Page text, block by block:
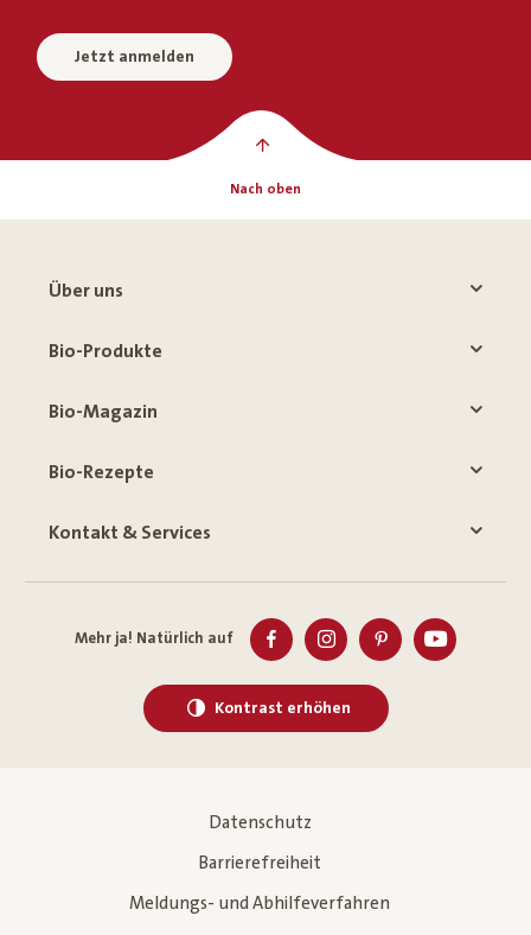
Jetzt anmelden
Nach oben
Über uns
Bio-Produkte
Bio-Magazin
Bio-Rezepte
Kontakt & Services
Mehr ja! Natürlich auf
Kontrast erhöhen
Datenschutz
Barrierefreiheit
Meldungs- und Abhilfeverfahren